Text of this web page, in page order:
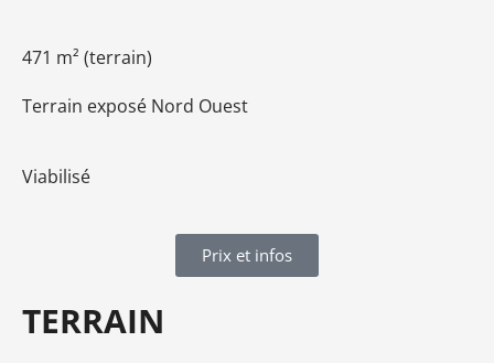
471 m² (terrain)
Terrain exposé Nord Ouest
Viabilisé
Prix et infos
TERRAIN